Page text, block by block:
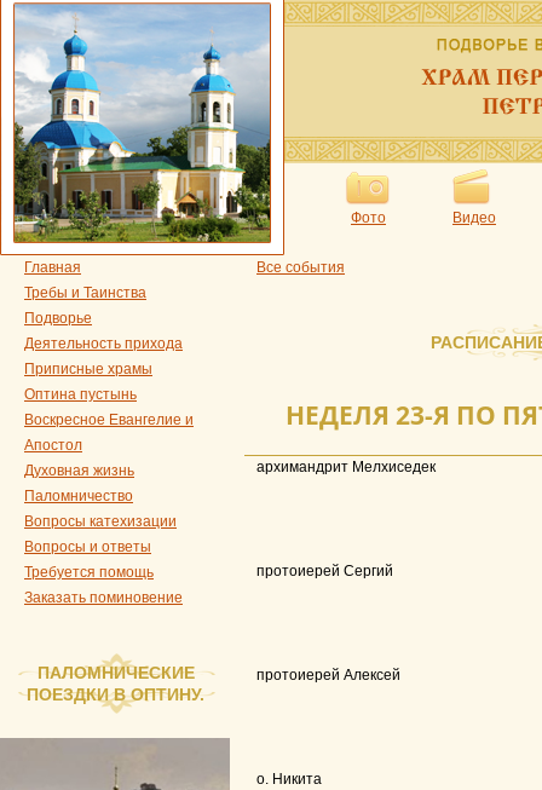
Фото Видео
Главная
Требы и Таинства
Подворье
Деятельность прихода
Приписные храмы
Оптина пустынь
Воскресное Евангелие и
Апостол
Духовная жизнь
Паломничество
Вопросы катехизации
Вопросы и ответы
Требуется помощь
Заказать поминовение
ПАЛОМНИЧЕСКИЕ
ПОЕЗДКИ В ОПТИНУ.
Все события
НЕДЕЛЯ 23-Я ПО
архимандрит Мелхиседек
протоиерей Сергий
протоиерей Алексей
о. Никита